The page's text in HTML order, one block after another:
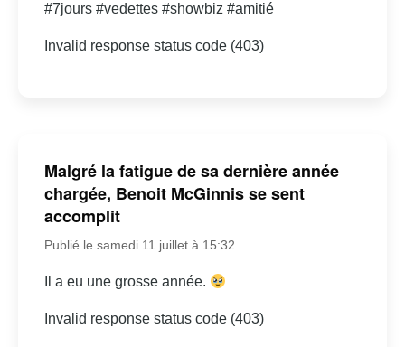
#7jours #vedettes #showbiz #amitié
Invalid response status code (403)
Malgré la fatigue de sa dernière année
chargée, Benoit McGinnis se sent
accomplit
Publié le samedi 11 juillet à 15:32
Il a eu une grosse année.
Invalid response status code (403)